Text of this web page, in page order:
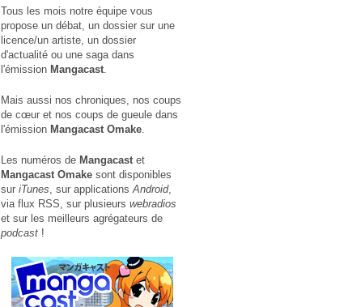
Tous les mois notre équipe vous
propose un débat, un dossier sur une
licence/un artiste, un dossier
d'actualité ou une saga dans
l'émission Mangacast.
Mais aussi nos chroniques, nos coups
de cœur et nos coups de gueule dans
l'émission Mangacast Omake.
Les numéros de Mangacastet
Mangacast Omake sont disponibles
sur iTunes, sur applicationsAndroid,
via flux RSS, sur plusieurs webradios
et sur les meilleurs agrégateurs de
podcast !